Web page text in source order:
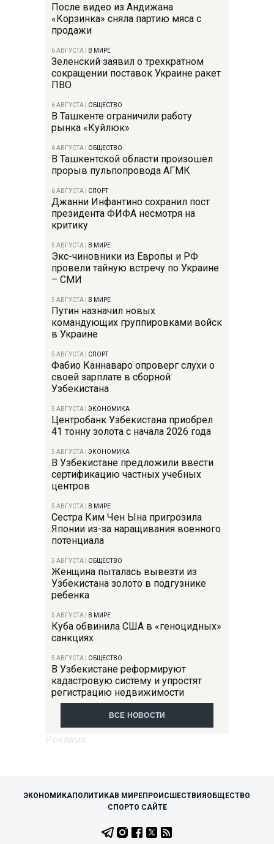
После видео из Андижана
«Корзинка» сняла партию мяса с
продажи
6 АВГУСТА В МИРЕ
Зеленский заявил о трехкратном
сокращении поставок Украине ракет
ПВО
6 АВГУСТА ОБЩЕСТВО
В Ташкенте ограничили работу
рынка «Куйлюк»
6 АВГУСТА ОБЩЕСТВО
В Ташкентской области произошел
прорыв пульпопровода АГМК
6 АВГУСТА СПОРТ
Джанни Инфантино сохранил пост
президента ФИФА несмотря на
критику
5 АВГУСТА В МИРЕ
Экс-чиновники из Европы и РФ
провели тайную встречу по Украине
– СМИ
5 АВГУСТА В МИРЕ
Путин назначил новых
командующих группировками войск
в Украине
5 АВГУСТА СПОРТ
Фабио Каннаваро опроверг слухи о
своей зарплате в сборной
Узбекистана
5 АВГУСТА ЭКОНОМИКА
Центробанк Узбекистана приобрел
41 тонну золота с начала 2026 года
5 АВГУСТА ЭКОНОМИКА
В Узбекистане предложили ввести
сертификацию частных учебных
центров
5 АВГУСТА В МИРЕ
Сестра Ким Чен Ына пригрозила
Японии из-за наращивания военного
потенциала
5 АВГУСТА ОБЩЕСТВО
Женщина пыталась вывезти из
Узбекистана золото в подгузнике
ребенка
5 АВГУСТА В МИРЕ
Куба обвинила США в «геноцидных»
санкциях
5 АВГУСТА ОБЩЕСТВО
В Узбекистане реформируют
кадастровую систему и упростят
регистрацию недвижимости
ВСЕ НОВОСТИ
ЭКОНОМИКАПОЛИТИКАВ МИРЕПРОИСШЕСТВИЯОБЩЕСТВО
СПОРТО САЙТЕ